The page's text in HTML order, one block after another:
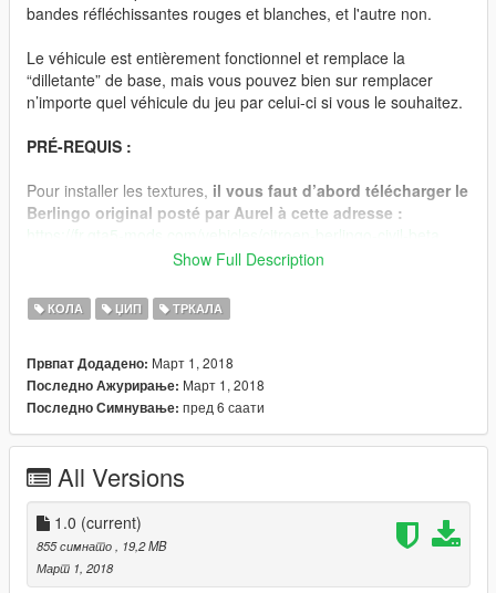
bandes réfléchissantes rouges et blanches, et l'autre non.
Le véhicule est entièrement fonctionnel et remplace la
“dilletante” de base, mais vous pouvez bien sur remplacer
n’importe quel véhicule du jeu par celui-ci si vous le souhaitez.
PRÉ-REQUIS :
Pour installer les textures, il vous faut d’abord télécharger le
Berlingo original posté par Aurel à cette adresse :
https://fr.gta5-mods.com/vehicles/citroen-berlingo-civil-beta
➔ Le véhicule est susceptible d’être amélioré au fil du temps et
➔Toute réutilisation de mes textures est interdite, sous
peine de signalement.
Discord: @troylee25#9184
Bonne patrouille !
Show Full Description
КОЛА ЏИП ТРКАЛА
Првпат Додадено: Март 1, 2018
Последно Ажурирање: Март 1, 2018
Последно Симнување: пред 6 саати
All Versions
1.0 (current)
855 симнато
, 19,2 MB
Март 1, 2018